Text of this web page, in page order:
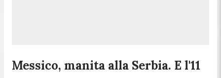
Messico, manita alla Serbia. E l'11